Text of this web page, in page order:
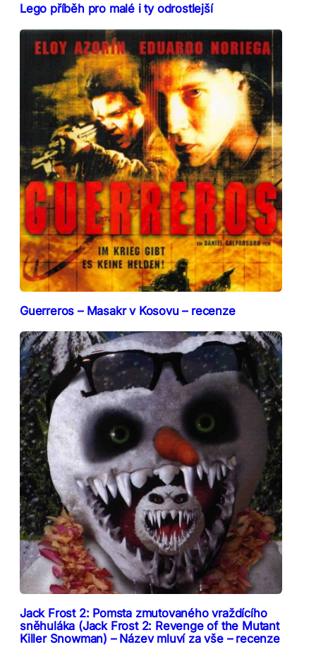
Lego příběh pro malé i ty odrostlejší
Guerreros – Masakr v Kosovu – recenze
Jack Frost 2: Pomsta zmutovaného vraždícího
sněhuláka (Jack Frost 2: Revenge of the Mutant
Killer Snowman) – Název mluví za vše – recenze